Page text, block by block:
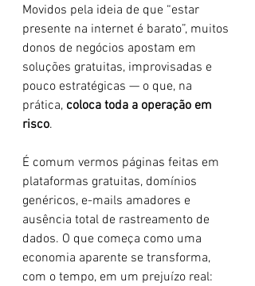
Movidos pela ideia de que “estar
presente na internet é barato”, muitos
donos de negócios apostam em
soluções gratuitas, improvisadas e
pouco estratégicas — o que, na
prática, coloca toda a operação em
risco.
É comum vermos páginas feitas em
plataformas gratuitas, domínios
genéricos, e-mails amadores e
ausência total de rastreamento de
dados. O que começa como uma
economia aparente se transforma,
com o tempo, em um prejuízo real: